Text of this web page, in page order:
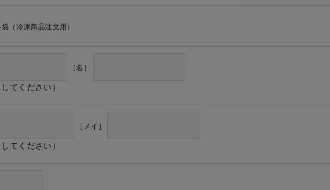
（冷凍商品注文用）
［名］
てください）
［メイ］
てください）